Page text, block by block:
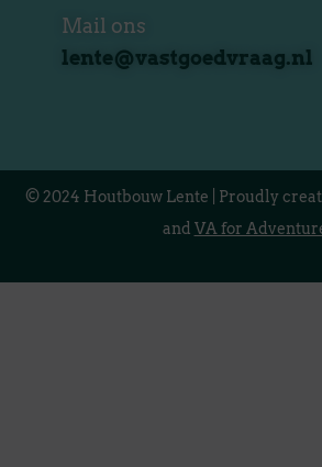
Mail ons
lente@vastgoedvraag.nl
© 2024 Houtbouw Lente | Proudly
and VA for